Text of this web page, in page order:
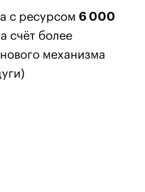
ресурсом 6 000
счёт более
механизма